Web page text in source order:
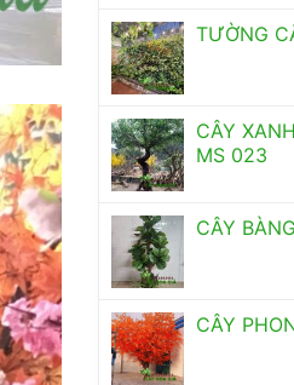
TƯỜNG
CÂY
MS 023
CÂY
CÂY